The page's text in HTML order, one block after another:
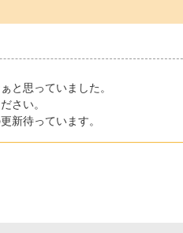
と思っていました。
さい。
新待っています。